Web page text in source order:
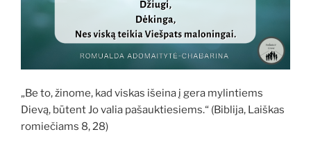
„Be to, žinome, kad viskas išeina į gera mylintiems
Dievą, būtent Jo valia pašauktiesiems.“ (Biblija, Laiškas
romiečiams 8, 28)